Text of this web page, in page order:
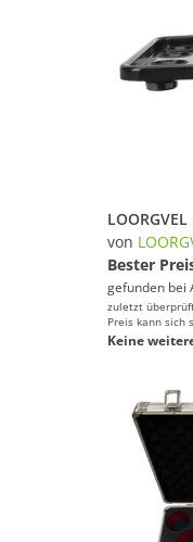
von
Bester
gefunden bei
zuletzt
Preis kann sich
Keine